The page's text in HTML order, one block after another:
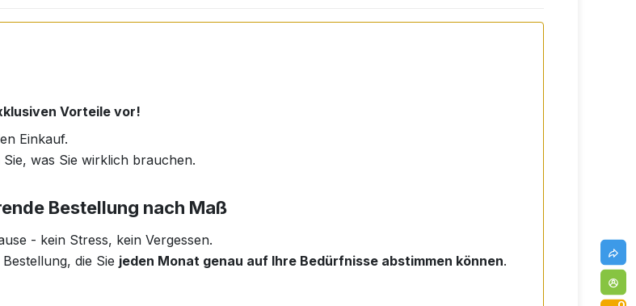
Vorteile vor!
Einkauf.
was Sie wirklich brauchen.
Bestellung nach Maß
- kein Stress, kein Vergessen.
die Sie jeden Monat genau auf Ihre Bedürfnisse abstimmen können.